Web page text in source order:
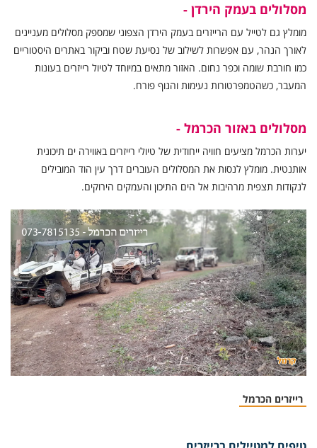
מסלולים בעמק הירדן -
מומלץ גם לטייל עם הרייזרים בעמק הירדן הצפוני שמספק מסלולים מעניינים
לאורך הנהר, עם אפשרות לשילוב של נסיעת שטח וביקור באתרים היסטוריים
כמו חורבת שומה וכפר נחום. האזור מתאים במיוחד לטיול רייזרים בעונות
המעבר, כשהטמפרטורות נעימות והנוף פורח.
מסלולים באזור הכרמל -
יערות הכרמל מציעים חוויה ייחודית של טיולי רייזרים באווירה ים תיכונית
אותנטית. מומלץ לנסות את המסלולים העוברים דרך עין הוד המובילים
לנקודות תצפית מרהיבות אל הים התיכון והעמקים הירוקים.
רייזרים הכרמל